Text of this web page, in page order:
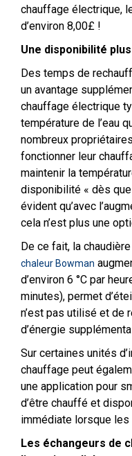
chauffage électrique,
d’environ 8,00£ !
Une disponibilité
Des temps de
un avantage
chauffage électrique
température de l’eau
nombreux
fonctionner leur
maintenir la
disponibilité « dès
évident qu’avec
cela n’est plus une
De ce fait, la
chaleur Bowman
d’environ 6 °C par
minutes), permet
n’est pas utilisé et de
d’énergie
Sur certaines unités
chauffage peut
une application pour
d’être chauffé et
immédiate lorsque
Les échangeurs de